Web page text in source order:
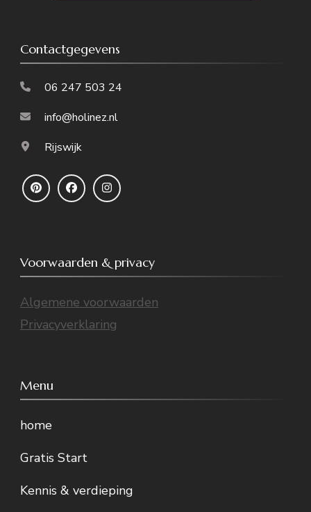
Contactgegevens
06 247 503 24
info@holinez.nl
Rijswijk
Voorwaarden & privacy
Algemene voorwaarden
Privacyverklaring
Menu
home
Gratis Start
Kennis & verdieping